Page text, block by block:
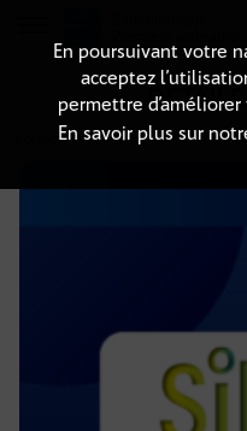
7 octobre 2024à 14h02, durée : 27
En poursuivant votre
acceptez
permettre
En savoir plus sur